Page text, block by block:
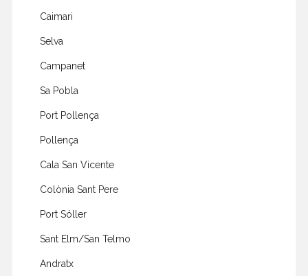
Caimari
Selva
Campanet
Sa Pobla
Port Pollença
Pollença
Cala San Vicente
Colònia Sant Pere
Port Sóller
Sant Elm/San Telmo
Andratx